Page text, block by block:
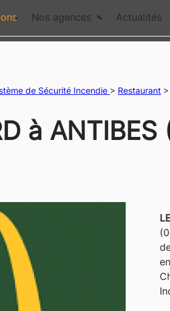
Nos agences Actualités
de Sécurité Incendie > Restaurant >
à ANTIBES